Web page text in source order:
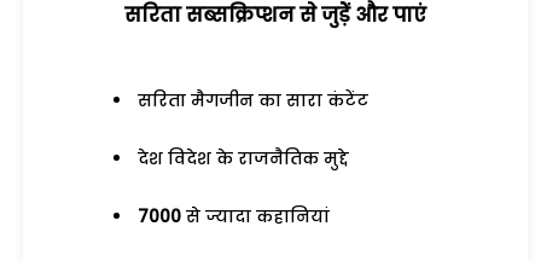
सरिता सब्सक्रिप्शन से जुड़ेें और पाएं
सरिता मैगजीन का सारा कंटेंट
देश विदेश के राजनैतिक मुद्दे
7000 से ज्यादा कहानियां